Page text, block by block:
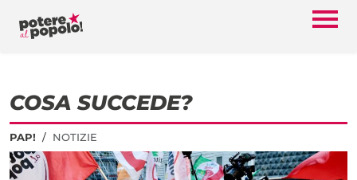
COSA SUCCEDE?
PAP! NOTIZIE